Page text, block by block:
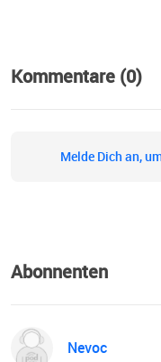
Kommentare (0)
Melde Dich an,
Abonnenten
Nevoc